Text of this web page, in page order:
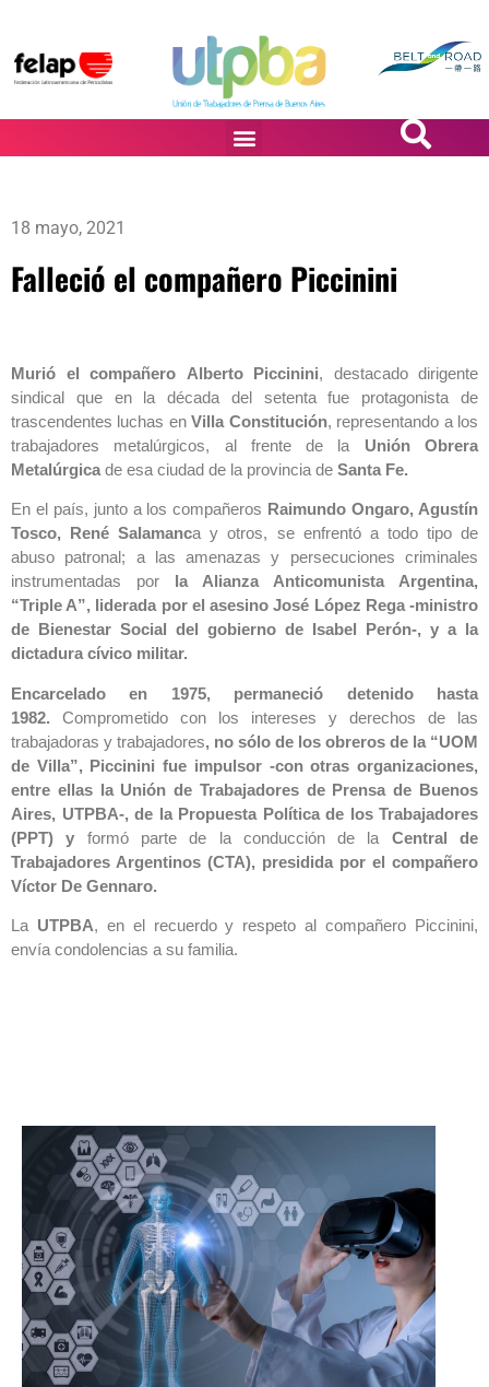
18 mayo, 2021
Falleció el compañero Piccinini
Murió el compañero Alberto Piccinini, destacado dirigente
sindical que en la década del setenta fue protagonista de
trascendentes luchas enVilla Constitución, representando a los
trabajadores metalúrgicos, al frente de la Unión Obrera
Metalúrgica de esa ciudad de la provincia de Santa Fe.
En el país, junto a los compañeros Raimundo Ongaro, Agustín
Tosco, René Salamanca y otros, se enfrentó a todo tipo de
abuso patronal; a las amenazas y persecuciones criminales
instrumentadas por la Alianza Anticomunista Argentina,
“Triple A”, liderada por el asesino José López Rega -ministro
de Bienestar Social del gobierno de Isabel Perón-, y a la
dictadura cívico militar.
Encarcelado en 1975, permaneció detenido hasta
1982. Comprometido con los intereses y derechos de las
trabajadoras y trabajadores, no sólo de los obreros de la “UOM
de Villa”, Piccinini fue impulsor -con otras organizaciones,
entre ellas la Unión de Trabajadores de Prensa de Buenos
Aires, UTPBA-, de la Propuesta Política de los Trabajadores
(PPT) y formó parte de la conducción de la Central de
Trabajadores Argentinos (CTA), presidida por el compañero
Víctor De Gennaro.
La UTPBA, en el recuerdo y respeto al compañero Piccinini,
envía condolencias a su familia.